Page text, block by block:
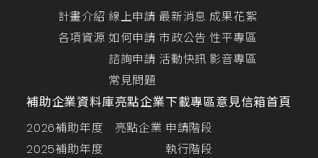
計畫介紹
各項資源
線上申請
如何申請
諮詢申請
常見問題
最新消息
市政公告
活動快訊
成果花絮
性平專區
影音專區
補助企業資料庫
2026補助年度
2025補助年度
亮點企業
亮點企業
下載專區
申請階段
執行階段
意見信箱首頁